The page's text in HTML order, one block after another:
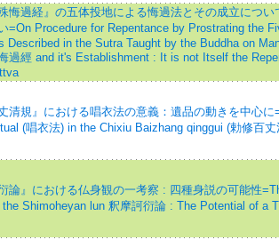
殊悔過経』の五体投地による悔過法とその成立につ
=On Procedure for Repentance by Prostrating the
Described in the Sutra Taught by the Buddha on
過經 and it's Establishment : It is not Itself the
丈清規』における唱衣法の意義：遺品の動きを中心
(唱衣法) in the Chixiu Baizhang qinggui (勅修百丈
衍論』における仏身観の一考察 : 四種身説の可能性
Shimoheyan lun 釈摩訶衍論 : The Potential of a